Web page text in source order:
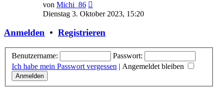
von Michi_86
Beitrag
Dienstag 3. Oktober 2023, 15:20
Anmelden • Registrieren
Benutzername:
Passwort:
Ich habe mein Passwort vergessen | Angemeldet bleiben